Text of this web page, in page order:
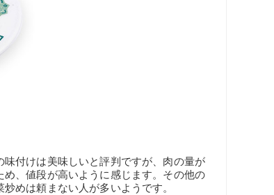
付けは美味しいと評判ですが、肉の量が
、値段が高いように感じます。その他の
めは頼まない人が多いようです。